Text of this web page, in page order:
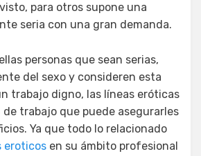
para otros supone una
seria con una gran demanda.
personas que sean serias,
del sexo y consideren esta
trabajo digno, las líneas eróticas
de trabajo que puede asegurarles
Ya que todo lo relacionado
eroticos en su ámbito profesional